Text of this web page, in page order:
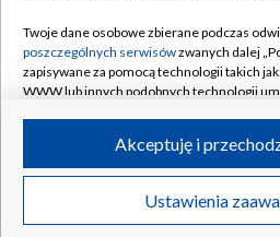
Rada Programowa
System NOS
Informacje o nadawcy
Program dla prasy
Ogłoszenie przetargowe
Kanały
©2026 Telewizja Polska
Twoje dane osobowe zbierane podczas
poszczególnych serwisówzwanych dalej
zapisywane za pomocą technologii takich
WWW lub innych podobnych technologii
ruchu w Internecie.
Twoje dane osobowe zbierane podczas
poszczególnych serwisówna Portalu, takie
Ustawienia
Akceptuję i